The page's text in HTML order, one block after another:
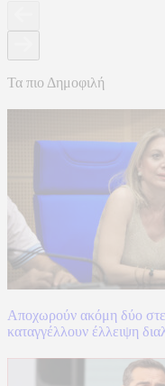
Τα πιο Δημοφιλή
Αποχωρούν ακόμη δύο
καταγγέλλουν έλλειψη